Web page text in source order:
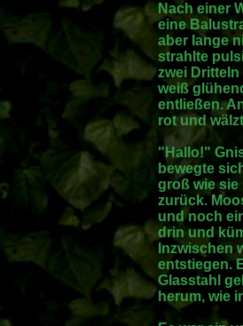
Nach einer
eine
aber lange
strahlte
zwei
weiß
entließen.
rot und
"Hallo!"
bewegte
groß wie sie
zurück.
und noch
drin und
Inzwischen
entstiegen.
Glasstahl
herum, wie